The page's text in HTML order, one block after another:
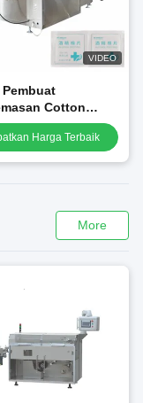
VIDEO
Cotton
Pad Medis
Berkecepatan
Harga Terbaik
More